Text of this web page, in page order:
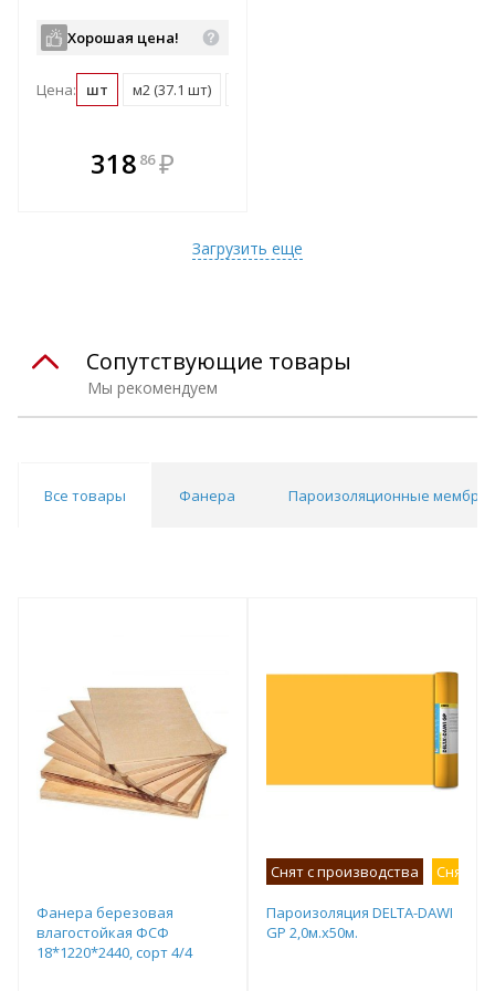
Хорошая цена!
Цена: шт м2 (37.1 шт)
318 86 ₽
Загрузить еще
Мы рекомендуем
Сопутствующие товары
Все товары Фанера Пароизоляционные
Фанера березовая
влагостойкая ФСФ
18*1220*2440, сорт 4/4
Снят с производства Снят с
Пароизоляция DELTA-DAWI
GP 2,0м.х50м.